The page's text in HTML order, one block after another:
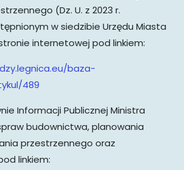
(Dz. U. z 2023 r.
w siedzibie Urzędu Miasta
internetowej pod linkiem:
baza-
489
Informacji Publicznej Ministra
budownictwa, planowania
przestrzennego oraz
linkiem: